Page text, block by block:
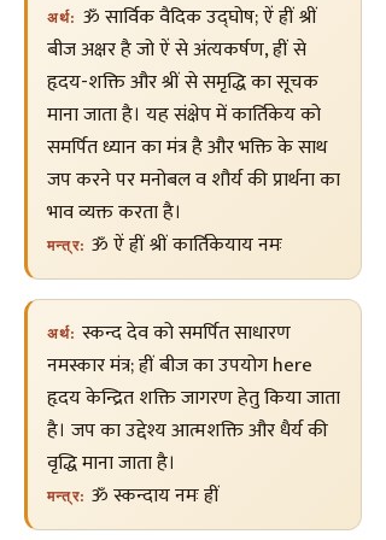
अर्थ: ॐ सार्विक वैदिक उद्घोष; ऐं ह्रीं श्रीं
बीज अक्षर है जो ऐं से अंत्यकर्षण, ह्रीं से
हृदय-शक्ति और श्रीं से समृद्धि का सूचक
माना जाता है। यह संक्षेप में कार्तिकेय को
समर्पित ध्यान का मंत्र है और भक्ति के साथ
जप करने पर मनोबल व शौर्य की प्रार्थना का
भाव व्यक्त करता है।
मन्त्र: ॐ ऐं ह्रीं श्रीं कार्तिकेयाय नमः
अर्थ: स्कन्द देव को समर्पित साधारण
नमस्कार मंत्र; ह्रीं बीज का उपयोग here
हृदय केन्द्रित शक्ति जागरण हेतु किया जाता
है। जप का उद्देश्य आत्मशक्ति और धैर्य की
वृद्धि माना जाता है।
मन्त्र: ॐ स्कन्दाय नमः ह्रीं